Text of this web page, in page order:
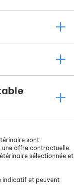
sont
offre contractuelle.
sélectionnée et
indicatif et peuvent